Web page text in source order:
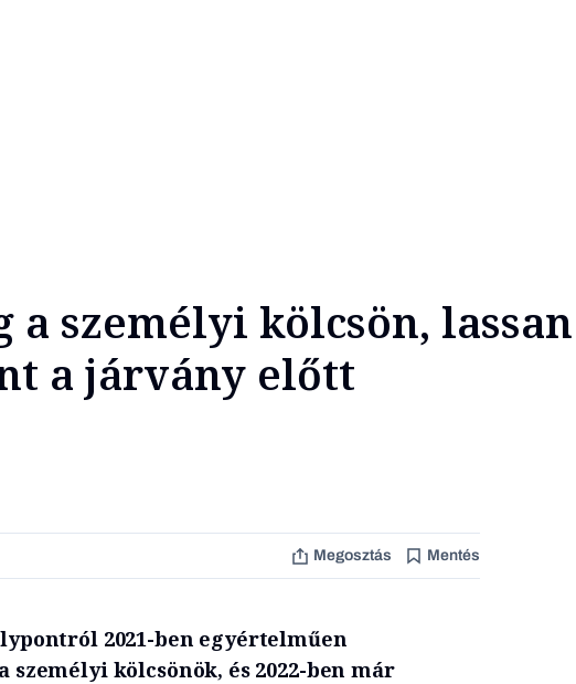
a személyi kölcsön,
a járvány előtt
Megosztás Mentés
2021-ben egyértelműen
személyi kölcsönök, és 2022-ben már